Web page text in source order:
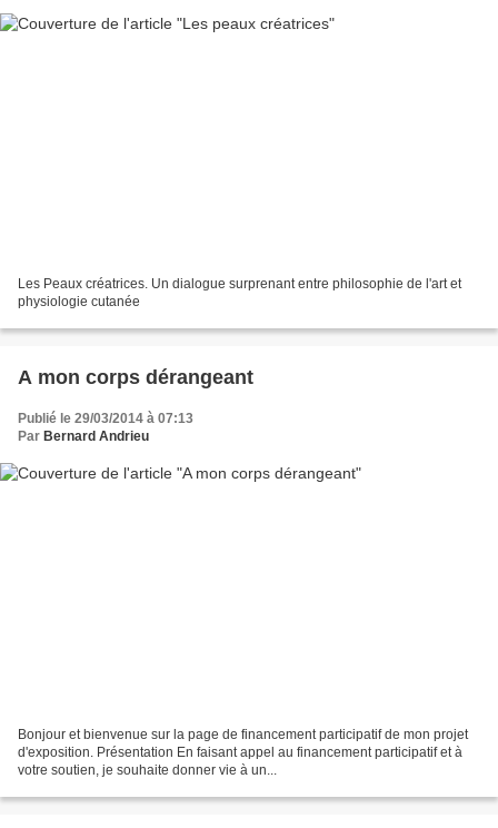
Les Peaux créatrices. Un dialogue surprenant entre philosophie de l'art et
physiologie cutanée
A mon corps dérangeant
Publié le 29/03/2014 à 07:13
Par Bernard Andrieu
Bonjour et bienvenue sur la page de financement participatif de mon projet
d'exposition. Présentation En faisant appel au financement participatif et à
votre soutien, je souhaite donner vie à un...